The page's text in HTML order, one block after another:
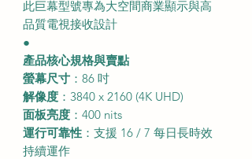
此巨幕型號專為大空間商業顯示與高
品質電視接收設計
●
產品核心規格與賣點
螢幕尺寸 ：86 吋
解像度 ：3840 x 2160 (4K UHD)
面板亮度 ：400 nits
運行可靠性 ：支援 16 / 7 每日長時效
持續運作